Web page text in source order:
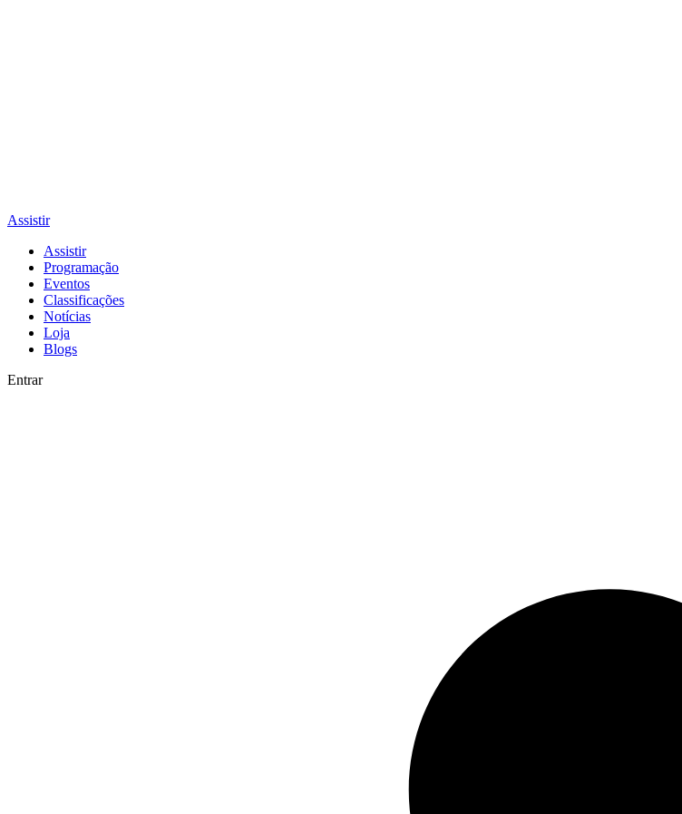
Assistir
Assistir
Programação
Eventos
Classificações
Notícias
Loja
Blogs
Entrar